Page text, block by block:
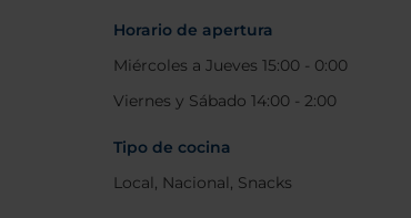
Horario de apertura
Miércoles a Jueves 15:00 - 0:00
Viernes y Sábado 14:00 - 2:00
Tipo de cocina
Local, Nacional, Snacks